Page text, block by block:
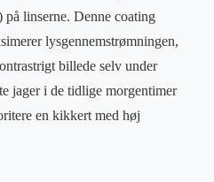
linserne. Denne coating
lysgennemstrømningen,
billede selv under
jager i de tidlige morgentimer
en kikkert med høj